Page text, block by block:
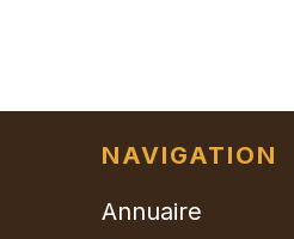
NAVIGATION
Annuaire